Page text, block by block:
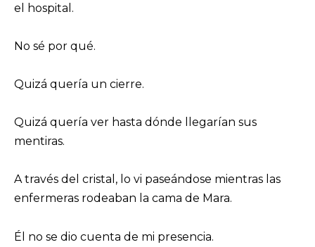
el hospital.
No sé por qué.
Quizá quería un cierre.
Quizá quería ver hasta dónde llegarían sus
mentiras.
A través del cristal, lo vi paseándose mientras las
enfermeras rodeaban la cama de Mara.
Él no se dio cuenta de mi presencia.